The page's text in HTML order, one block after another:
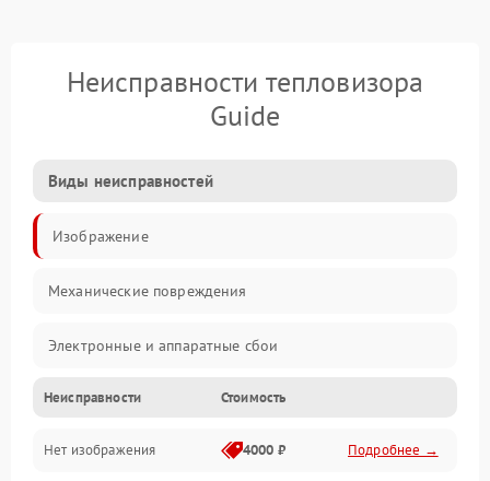
Неисправности тепловизора
Guide
Виды неисправностей
Изображение
Механические повреждения
Электронные и аппаратные сбои
Неисправности сенсора и оптики
Программные ошибки
Неисправности Стоимость
Нет изображения 4000 ₽ Подробнее →